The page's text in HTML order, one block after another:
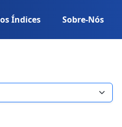
Índices Sobre-Nós